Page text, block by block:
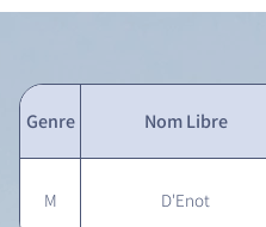
Genre Nom Libre
M D'Enot